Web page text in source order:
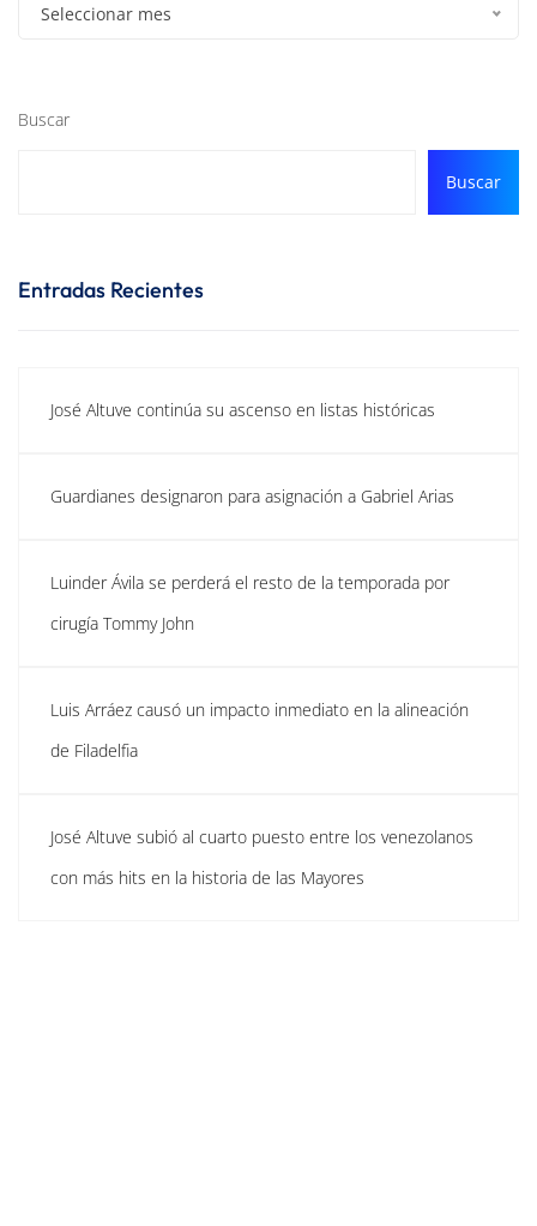
Seleccionar mes
Buscar
Buscar
Entradas Recientes
José Altuve continúa su ascenso en listas históricas
Guardianes designaron para asignación a Gabriel Arias
Luinder Ávila se perderá el resto de la temporada por
cirugía Tommy John
Luis Arráez causó un impacto inmediato en la alineación
de Filadelfia
José Altuve subió al cuarto puesto entre los venezolanos
con más hits en la historia de las Mayores